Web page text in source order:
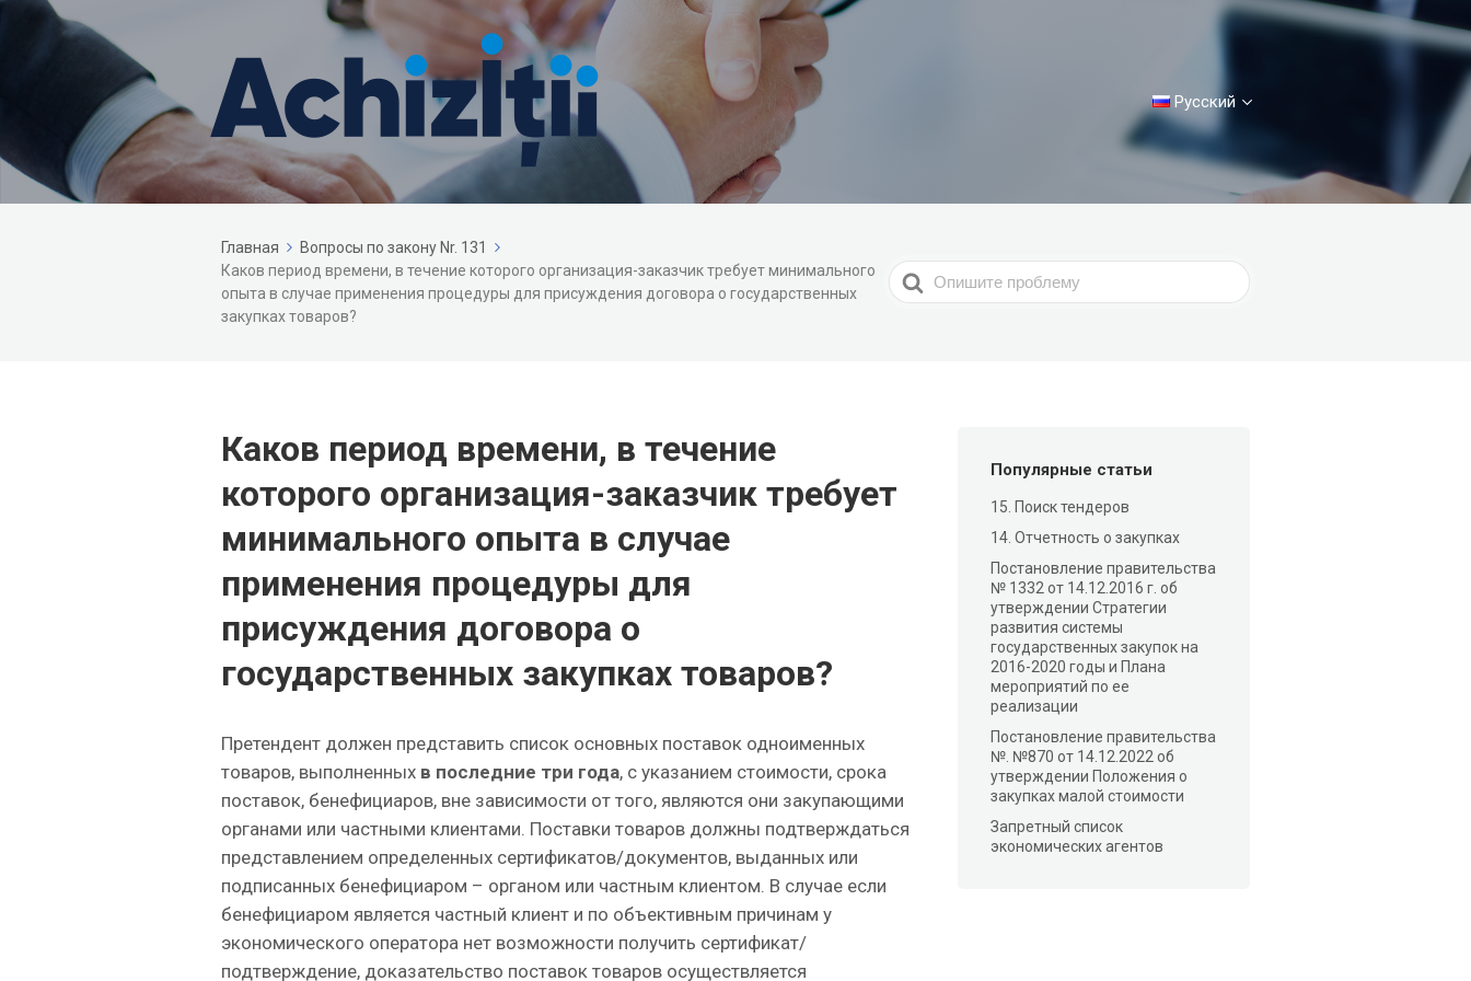
Русский
Главная
Вопросы по закону Nr. 131
Каков период времени, в течение которого организация-заказчик требует минимального
опыта в случае применения процедуры для присуждения договора о государственных
закупках товаров?
Search
For
Каков период времени, в течение
которого организация-заказчик требует
минимального опыта в случае
применения процедуры для
присуждения договора о
государственных закупках товаров?
Претендент должен представить список основных поставок одноименных
товаров, выполненных в последние три года, с указанием стоимости, срока
поставок, бенефициаров, вне зависимости от того, являются они закупающими
органами или частными клиентами. Поставки товаров должны подтверждаться
представлением определенных сертификатов/документов, выданных или
подписанных бенефициаром – органом или частным клиентом. В случае если
бенефициаром является частный клиент и по объективным причинам у
экономического оператора нет возможности получить сертификат/
подтверждение, доказательство поставок товаров осуществляется
Популярные статьи
15. Поиск тендеров
14. Отчетность о закупках
Постановление правительства
№ 1332 от 14.12.2016 г. об
утверждении Стратегии
развития системы
государственных закупок на
2016-2020 годы и Плана
мероприятий по ее
реализации
Постановление правительства
№. №870 от 14.12.2022 об
утверждении Положения о
закупках малой стоимости
Запретный список
экономических агентов